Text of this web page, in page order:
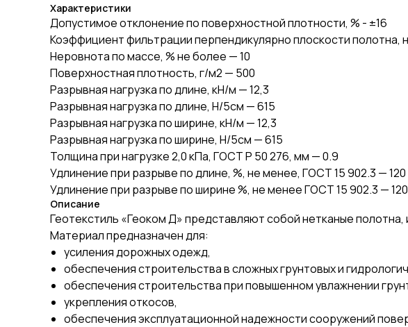
Характеристики
Допустимое отклонение по поверхностной плотности, % - ±16
Коэффициент фильтрации перпендикулярно плоскости полотна,
Неровнота по массе, % не более — 10
Поверхностная плотность, г/м2 — 500
Разрывная нагрузка по длине, кН/м — 12,3
Разрывная нагрузка по длине, Н/5см — 615
Разрывная нагрузка по ширине, кН/м — 12,3
Разрывная нагрузка по ширине, Н/5см — 615
Толщина при нагрузке 2,0 кПа, ГОСТ Р 50 276, мм — 0.9
Удлинение при разрыве по длине, %, не менее, ГОСТ 15 902.3 — 120
Удлинение при разрыве по ширине %, не менее ГОСТ 15 902.3 — 120
Описание
Геотекстиль «Геоком Д» представляют собой нетканые
Материал предназначен для:
усиления дорожных одежд,
обеспечения строительства в сложных грунтовых и
обеспечения строительства при повышенном увлажнении
укрепления откосов,
обеспечения эксплуатационной надежности сооружений